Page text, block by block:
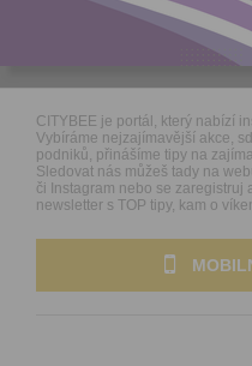
CITYBEE je portál, který nabízí
Vybíráme nejzajímavější akce,
podniků, přinášíme tipy na
Sledovat nás můžeš tady na
či Instagram nebo se zaregistruj
newsletter s TOP tipy, kam o